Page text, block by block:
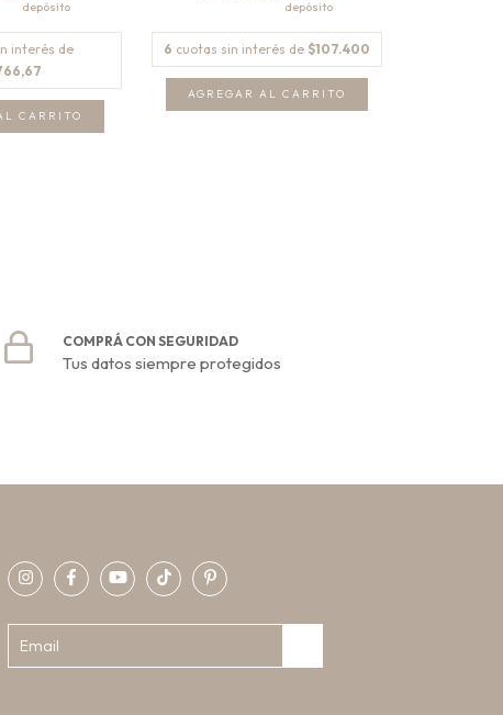
interés de
CARRITO
6 cuotas sin interés de $107.400
AGREGAR AL CARRITO
COMPRÁ CON SEGURIDAD
Tus datos siempre protegidos